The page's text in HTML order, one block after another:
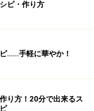
のせていく
焼き、タコ、イカ、
ピ・作り方
……手軽に華やか！
り方！20分で出来るス